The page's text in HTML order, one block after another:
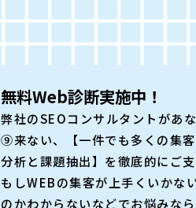
無料Web診断実施中！
弊社のSEOコンサルタントがあ
⑨来ない、【一件でも多くの集
分析と課題抽出】を徹底的にご
もしWEBの集客が上手くいかな
のかわからないなどでお悩みな